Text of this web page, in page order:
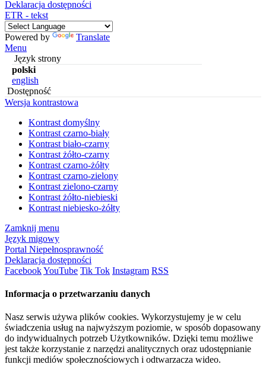
Deklaracja dostępności
ETR - tekst
Powered by
Translate
Menu
Język strony
polski
english
Dostępność
Wersja kontrastowa
Kontrast domyślny
Kontrast czarno-biały
Kontrast biało-czarny
Kontrast żółto-czarny
Kontrast czarno-żółty
Kontrast czarno-zielony
Kontrast zielono-czarny
Kontrast żółto-niebieski
Kontrast niebiesko-żółty
Zamknij menu
Język migowy
Portal Niepełnosprawność
Deklaracja dostępności
FacebookYouTube Tik Tok Instagram RSS
Informacja o przetwarzaniu danych
Nasz serwis używa plików cookies. Wykorzystujemy je w celu
świadczenia usług na najwyższym poziomie, w sposób dopasowany
do indywidualnych potrzeb Użytkowników. Dzięki temu możliwe
jest także korzystanie z narzędzi analitycznych oraz udostępnianie
funkcji mediów społecznościowych i odtwarzacza wideo.